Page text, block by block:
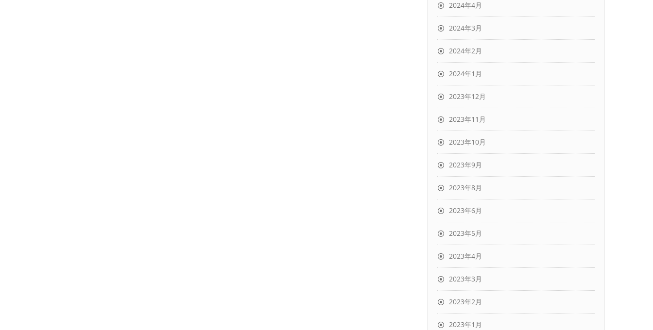
2024年4月
2024年3月
2024年2月
2024年1月
2023年12月
2023年11月
2023年10月
2023年9月
2023年8月
2023年6月
2023年5月
2023年4月
2023年3月
2023年2月
2023年1月